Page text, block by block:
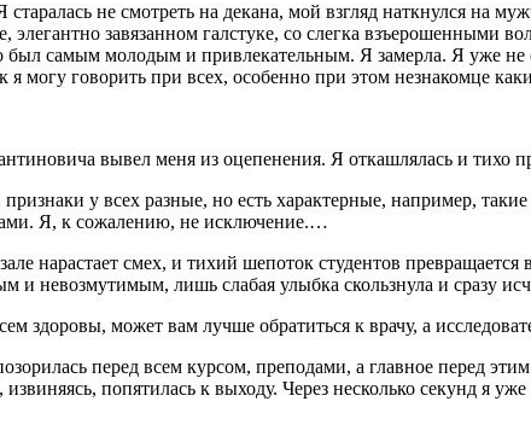
не смотреть на декана, мой взгляд наткнулся на
завязанном галстуке, со слегка взъерошенными
был самым молодым и привлекательным. Я замерла. Я уже
я могу говорить при всех, особенно при этом незнакомце
вывел меня из оцепенения. Я откашлялась и тихо
у всех разные, но есть характерные, например,
Я, к сожалению, не исключение.…
нарастает смех, и тихий шепоток студентов
и невозмутимым, лишь слабая улыбка скользнула и сразу
здоровы, может вам лучше обратиться к врачу, а
перед всем курсом, преподами, а главное перед
извиняясь, попятилась к выходу. Через несколько секунд я